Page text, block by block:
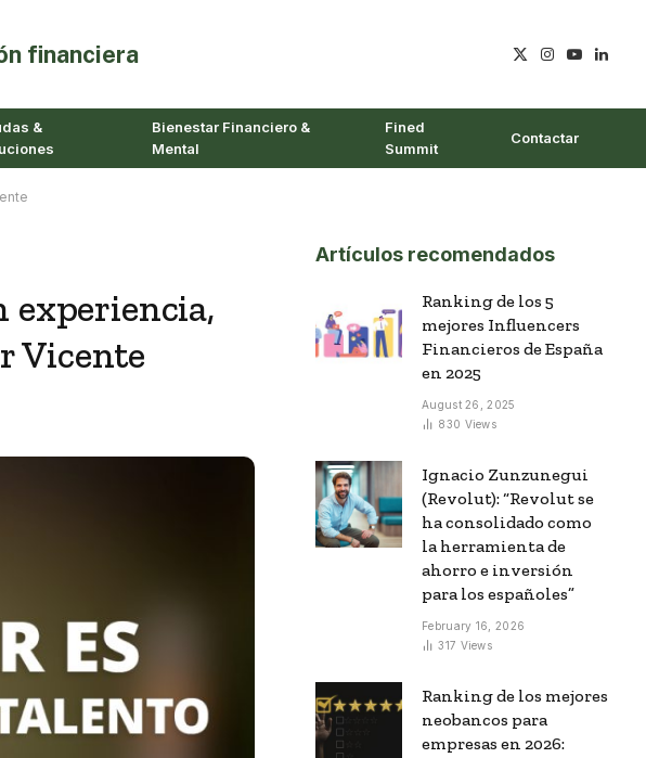
financiera
X
Instagram
YouTube
&
Bienestar Financiero &
Mental
Fined
Summit
Contactar
experiencia,
Vicente
Artículos recomendados
Ranking de los 5
mejores Influencers
Financieros de España
en 2025
August 26, 2025
830 Views
Ignacio Zunzunegui
(Revolut): “Revolut se
ha consolidado como
la herramienta de
ahorro e inversión
para los españoles”
February 16, 2026
317 Views
Ranking de los mejores
neobancos para
empresas en 2026: